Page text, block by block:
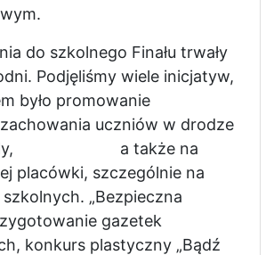
do szkolnego Finału trwały
Podjęliśmy wiele inicjatyw,
było promowanie
uczniów w drodze
a także na
placówki, szczególnie na
„Bezpieczna
gazetek
konkurs plastyczny „Bądź